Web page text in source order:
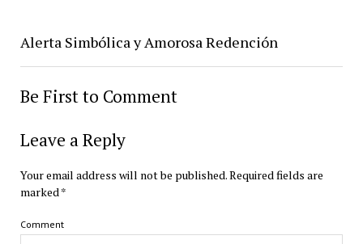
Alerta Simbólica y Amorosa Redención
Be First to Comment
Leave a Reply
Your email address will not be published.Required fields are
marked*
Comment